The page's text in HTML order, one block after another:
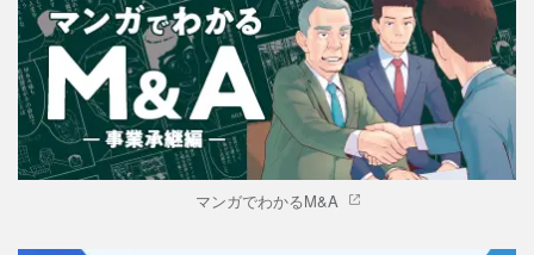
マンガでわかるM&A